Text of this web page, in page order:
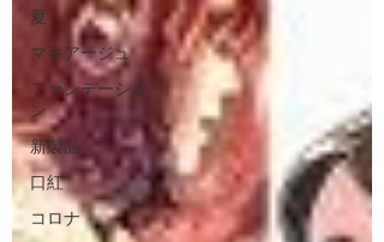
夏
マキアージュ
ファンデーショ
ン
新製品
口紅
コロナ